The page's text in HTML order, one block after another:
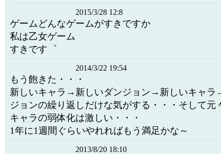
2015/3/28 12:8
ゲームどんなゲームがすきですか
私は乙女ゲーム
すきです゜
2014/3/22 19:54
もう飽きた・・・
新しいキャラ→新しいダンジョン→新しいキャラ
ジョンの繰り返しだけな気がする・・・そして元
キャラの弱体化は激しい・・・
1年に1週間ぐらいやれればもう満足かな～
2013/8/20 18:10